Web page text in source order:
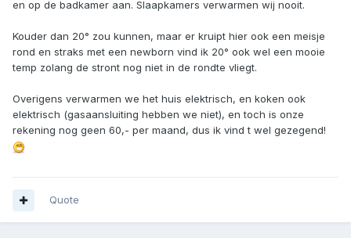
en op de badkamer aan. Slaapkamers verwarmen wij nooit.
Kouder dan 20° zou kunnen, maar er kruipt hier ook een meisje
rond en straks met een newborn vind ik 20° ook wel een mooie
temp zolang de stront nog niet in de rondte vliegt.
Overigens verwarmen we het huis elektrisch, en koken ook
elektrisch (gasaansluiting hebben we niet), en toch is onze
rekening nog geen 60,- per maand, dus ik vind t wel gezegend!
Quote